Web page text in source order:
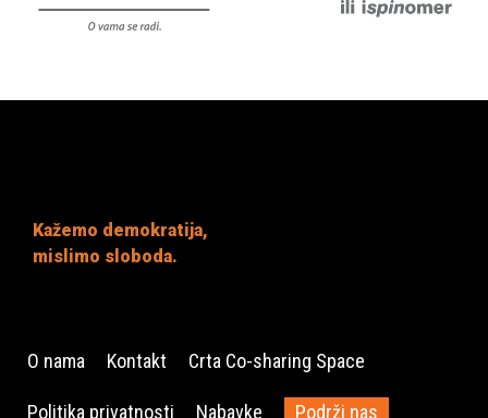
Kažemo demokratija,
mislimo sloboda.
O nama Kontakt Crta Co-sharing Space
Politika privatnosti Nabavke Podrži nas